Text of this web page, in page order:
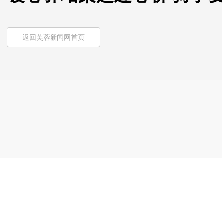
返回芙蓉新闻网首页